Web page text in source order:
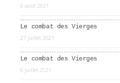
6 août 2021
Le combat des Vierges
27 juillet 2021
Le combat des Vierges
6 juillet 2021